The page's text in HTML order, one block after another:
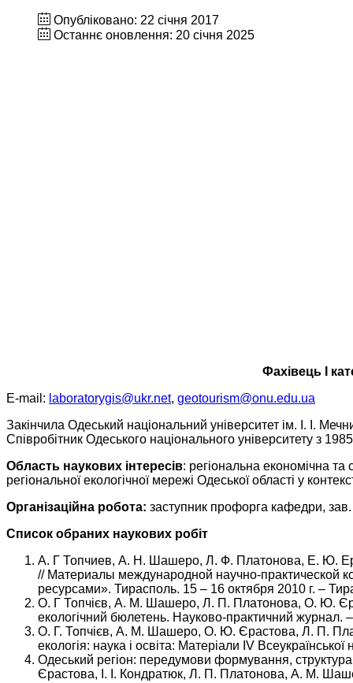
Опубліковано: 22 січня 2017
Останнє оновлення: 20 січня 2025
Фахівець I
E-mail: laboratorygis@ukr.net, geotourism@onu.edu.ua
Закінчила Одеський національний університет ім. І. І.
Співробітник Одеського національного університету з
Область наукових інтересів: регіональна економічна
регіональної екологічної мережі Одеської області у
Організаційна робота: заступник профорга кафедри, зав.
Список обраних наукових робіт
А. Г Топчиев, А. Н. Шашеро, Л. Ф. Платонова, Е. Ю.
// Материалы международной научно-практической
ресурсами». Тирасполь. 15 – 16 октября 2010 г. –
О. Г Топчієв, А. М. Шашеро, Л. П. Платонова, О. Ю.
екологічний бюлетень. Науково-практичний
О. Г. Топчієв, А. М. Шашеро, О. Ю. Єрастова, Л. П.
екологія: наука і освіта: Матеріали ІV
Одеський регіон: передумови формування,
Єрастова, І. І. Кондратюк, Л. П. Платонова, А. М.